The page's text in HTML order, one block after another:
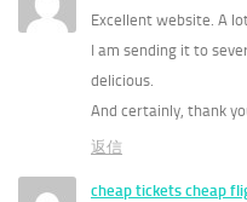
Excellent website. A
I am sending it to
delicious.
And certainly, thank
返信
cheap tickets cheap